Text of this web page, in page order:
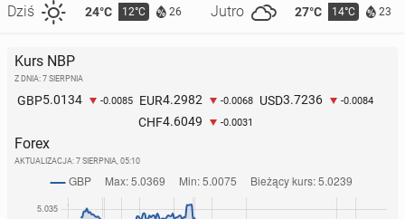
Dziś 24°C 12°C 26 Jutro 27°C 14°C 23
Kurs NBP
Z DNIA: 7 SIERPNIA
GBP5.0134 -0.0085 EUR4.2982 -0.0068 USD3.7236 -0.0084
CHF4.6049 -0.0031
Forex
AKTUALIZACJA: 7 SIERPNIA, 05:10